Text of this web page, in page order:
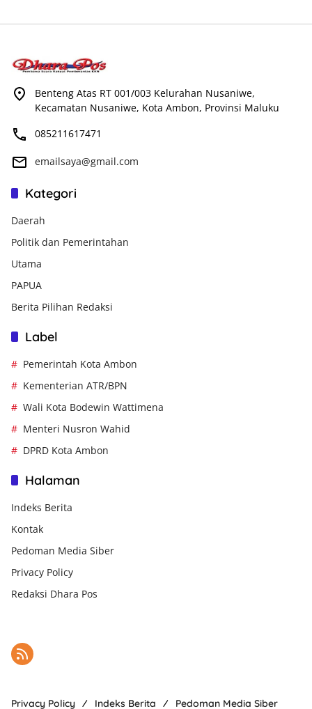
Benteng Atas RT 001/003 Kelurahan Nusaniwe,
Kecamatan Nusaniwe, Kota Ambon, Provinsi Maluku
085211617471
emailsaya@gmail.com
Kategori
Daerah
Politik dan Pemerintahan
Utama
PAPUA
Berita Pilihan Redaksi
Label
Pemerintah Kota Ambon
Kementerian ATR/BPN
Wali Kota Bodewin Wattimena
Menteri Nusron Wahid
DPRD Kota Ambon
Halaman
Indeks Berita
Kontak
Pedoman Media Siber
Privacy Policy
Redaksi Dhara Pos
Privacy Policy Indeks Berita Pedoman Media Siber